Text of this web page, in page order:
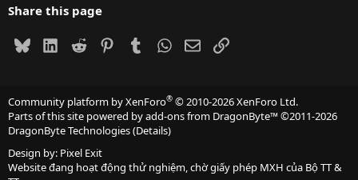
Share this page
BlueskyLinkedIn
Reddit PinterestTumblrWhatsApp
EmailLink
Community platform by XenForo® © 2010-2026 XenForo Ltd.
Parts of this site powered byadd-ons from DragonByte™©2011-2026
DragonByte Technologies(Details)
Design by: Pixel Exit
Website đang hoạt động thử nghiệm, chờ giấy phép MXH của Bộ TT &